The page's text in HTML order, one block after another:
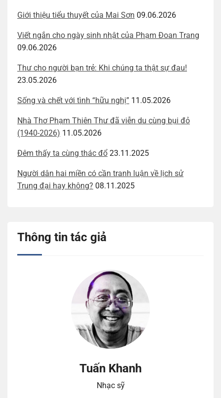
Giới thiệu tiểu thuyết của Mai Sơn 09.06.2026
Viết ngắn cho ngày sinh nhật của Phạm Đoan Trang
09.06.2026
Thư cho người bạn trẻ: Khi chúng ta thật sự đau!
23.05.2026
Sống và chết với tình “hữu nghị” 11.05.2026
Nhà Thơ Phạm Thiên Thư đã viễn du cùng bụi đỏ
(1940-2026) 11.05.2026
Đêm thấy ta cùng thác đổ 23.11.2025
Người dân hai miền có cần tranh luận về lịch sử
Trung đại hay không? 08.11.2025
Thông tin tác giả
Tuấn Khanh
Nhạc sỹ